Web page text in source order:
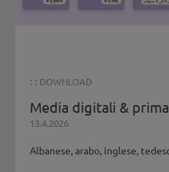
: : DOWNLOAD
Media digitali &
13.4.2026
Albanese, arabo, inglese,